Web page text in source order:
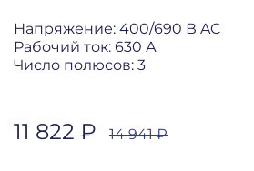
11 822 ₽ 14 941 ₽
Напряжение: 400/690 В AC
Рабочий ток: 630 А
Число полюсов: 3